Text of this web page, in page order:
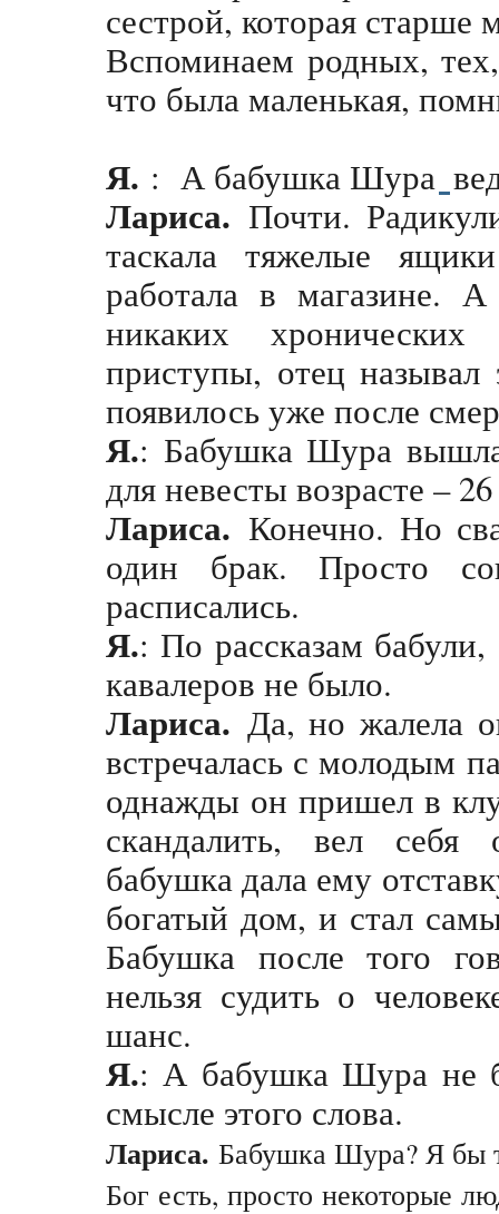
сестрой, которая старше
Вспоминаем родных,
что была маленькая,
Я. : А бабушка Шура
Лариса. Почти.
таскала тяжелые
работала в магазине.
никаких
приступы, отец
появилось уже после
Я.: Бабушка Шура
для невесты возрасте –
Лариса. Конечно. Но
один брак. Просто
расписались.
Я.: По рассказам
кавалеров не было.
Лариса. Да, но жалела
встречалась с молодым
однажды он пришел в
скандалить, вел себя
бабушка дала ему
богатый дом, и стал
Бабушка после того
нельзя судить о
шанс.
Я.: А бабушка Шура не
смысле этого слова.
Лариса. Бабушка Шура? Я бы
Бог есть, просто некоторые